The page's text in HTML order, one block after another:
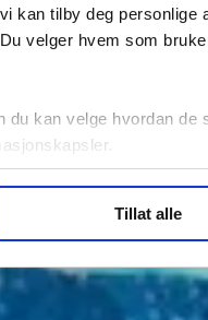
kan tilby deg personlige
velger hvem som
du kan velge hvordan de
og utarbeide statistikk.
Tillat alle